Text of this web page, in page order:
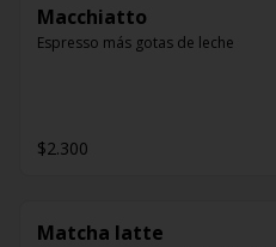
Macchiatto
Espresso más gotas de leche
$2.300
Matcha latte